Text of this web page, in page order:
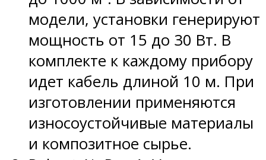
модели, установки генерируют
мощность от 15 до 30 Вт. В
комплекте к каждому прибору
идет кабель длиной 10 м. При
изготовлении применяются
износоустойчивые материалы
и композитное сырье.